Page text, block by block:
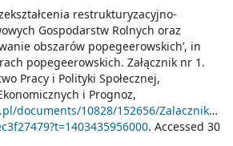
restrukturyzacyjno-
Gospodarstw Rolnych oraz
obszarów popegeerowskich’, in
popegeerowskich. Załącznik nr 1.
Pracy i Polityki Społecznej,
i Prognoz,
documents/10828/152656/
. Accessed 30